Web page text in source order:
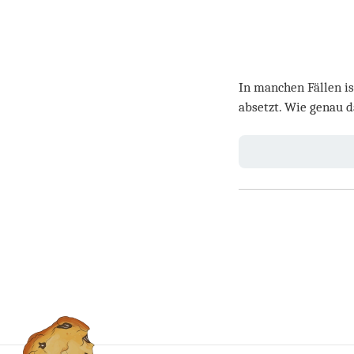
In manchen Fällen
absetzt. Wie genau